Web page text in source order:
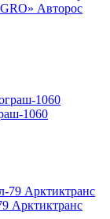
Авторос
1060
Арктиктранс